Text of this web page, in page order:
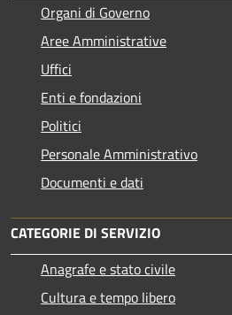
Organi di Governo
Aree Amministrative
Uffici
Enti e fondazioni
Politici
Personale Amministrativo
Documenti e dati
CATEGORIE DI SERVIZIO
Anagrafe e stato civile
Cultura e tempo libero